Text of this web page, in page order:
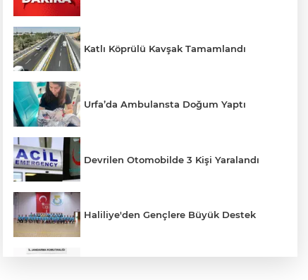
Katlı Köprülü Kavşak Tamamlandı
Urfa’da Ambulansta Doğum Yaptı
Devrilen Otomobilde 3 Kişi Yaralandı
Haliliye'den Gençlere Büyük Destek